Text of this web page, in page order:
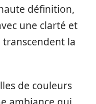
définition,
une clarté et
transcendent la
de couleurs